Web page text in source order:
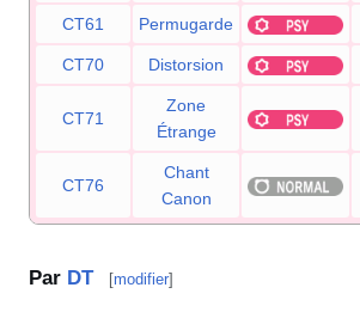
CT61 Permugarde
CT70 Distorsion
CT71
Zone
Étrange
CT76
Chant
Canon
Par DT [modifier]